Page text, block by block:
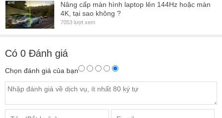
Nâng cấp màn hình laptop lên 144Hz hoặc màn
4K, tại sao không ?
7053 lượt xem
Có 0 Đánh giá
Chọn đánh giá của bạn